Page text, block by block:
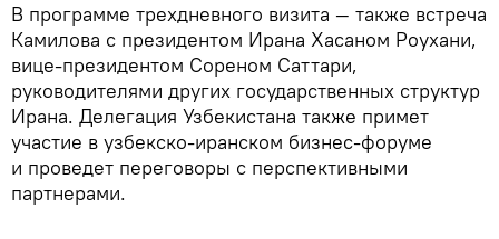
В программе трехдневного визита — также встреча
Камилова с президентом Ирана Хасаном Роухани,
вице-президентом Сореном Саттари,
руководителями других государственных структур
Ирана. Делегация Узбекистана также примет
участие в узбекско-иранском бизнес-форуме
и проведет переговоры с перспективными
партнерами.